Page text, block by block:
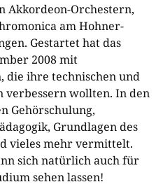
Akkordeon-Orchestern,
am Hohner-
Gestartet hat das
2008 mit
die ihre technischen und
verbessern wollten. In den
Gehörschulung,
Grundlagen des
vieles mehr vermittelt.
sich natürlich auch für
sehen lassen!